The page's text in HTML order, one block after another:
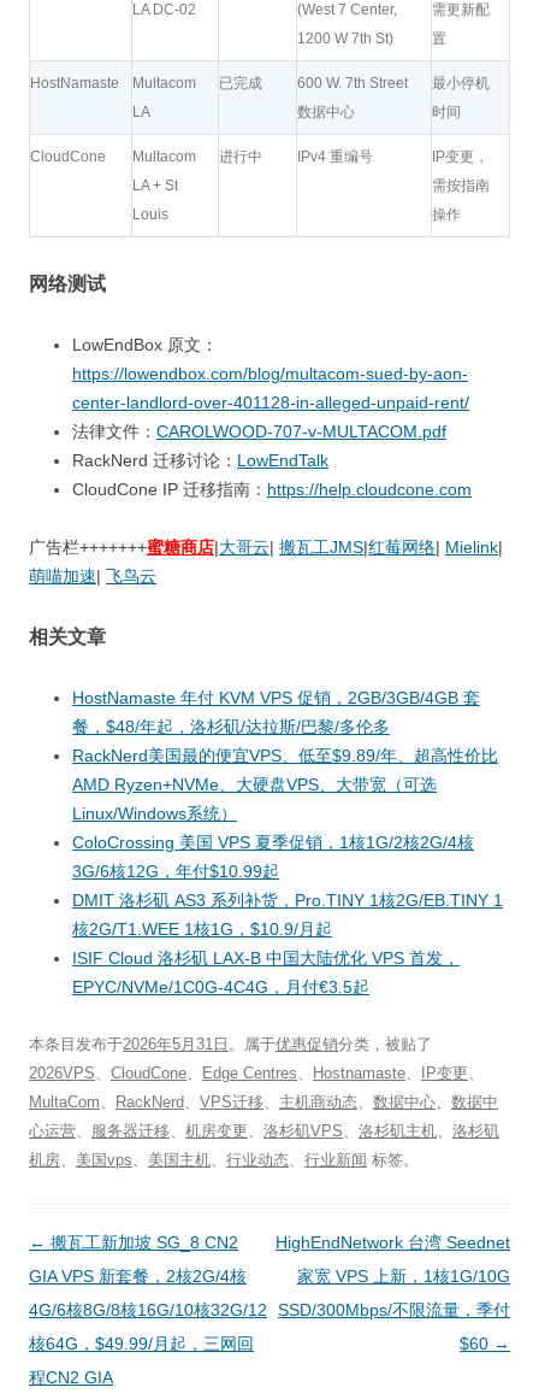
LA DC-02
(West 7 Center,
1200 W 7th St)
需更新配
置
HostNamaste
Multacom
LA
已完成
600 W. 7th Street
数据中心
最小停机
时间
CloudCone
Multacom
LA + St
Louis
进行中 IPv4 重编号
IP变更，
需按指南
操作
网络测试
LowEndBox 原文：
https://lowendbox.com/blog/multacom-sued-by-aon-
center-landlord-over-401128-in-alleged-unpaid-rent/
法律文件： CAROLWOOD-707-v-MULTACOM.pdf
RackNerd 迁移讨论： LowEndTalk
CloudCone IP 迁移指南： https://help.cloudcone.com
广告栏+++++++蜜糖商店|大哥云| 搬瓦工JMS|红莓网络| Mielink|
萌喵加速| 飞鸟云
相关文章
HostNamaste 年付 KVM VPS 促销，2GB/3GB/4GB 套
餐，$48/年起，洛杉矶/达拉斯/巴黎/多伦多
RackNerd美国最的便宜VPS、低至$9.89/年、超高性价比
AMD Ryzen+NVMe、大硬盘VPS、大带宽（可选
Linux/Windows系统）
ColoCrossing 美国 VPS 夏季促销，1核1G/2核2G/4核
3G/6核12G，年付$10.99起
DMIT 洛杉矶 AS3 系列补货，Pro.TINY 1核2G/EB.TINY 1
核2G/T1.WEE 1核1G，$10.9/月起
ISIF Cloud 洛杉矶 LAX-B 中国大陆优化 VPS 首发，
EPYC/NVMe/1C0G-4C4G，月付€3.5起
本条目发布于2026年5月31日 。属于优惠促销分类，被贴了
2026VPS
CloudCone Edge Centres Hostnamaste IP变更
MultaCom
RackNerd VPS迁移 主机商动态 数据中心
数据中
心运营
服务器迁移 机房变更 洛杉矶VPS 洛杉矶主机
洛杉矶
机房
美国vps 美国主机 行业动态 行业新闻 标签。
文
章
导
航
← 搬瓦工新加坡 SG_8 CN2
GIA VPS 新套餐，2核2G/4核
4G/6核8G/8核16G/10核32G/12
核64G，$49.99/月起，三网回
程CN2 GIA
HighEndNetwork 台湾 Seednet
家宽 VPS 上新，1核1G/10G
SSD/300Mbps/不限流量，季付
$60 →